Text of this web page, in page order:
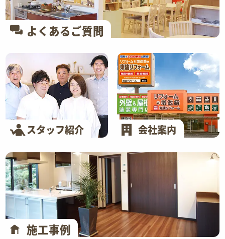
よくあるご質問
スタッフ紹介 会社案内
施工事例